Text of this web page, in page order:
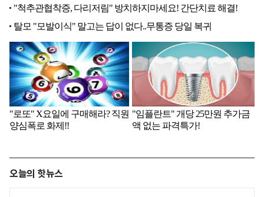
오늘의 핫뉴스